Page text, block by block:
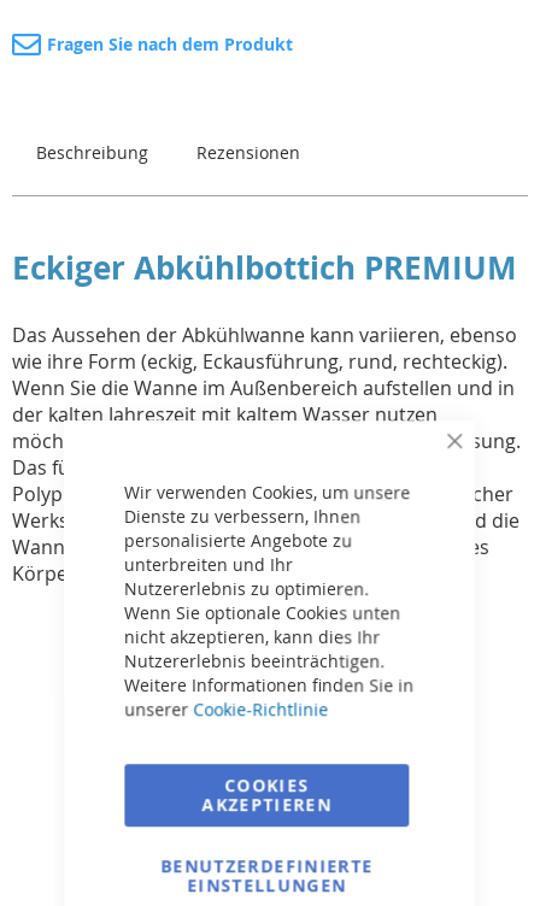
Close
Bar
Wir verwenden Cookies, um unsere
Dienste zu verbessern, Ihnen
personalisierte Angebote zu
unterbreiten und Ihr
Nutzererlebnis zu optimieren.
Wenn Sie optionale Cookies unten
nicht akzeptieren, kann dies Ihr
Nutzererlebnis beeinträchtigen.
Weitere Informationen finden Sie in
unserer Cookie-Richtlinie
COOKIES
AKZEPTIEREN
BENUTZERDEFINIERTE
EINSTELLUNGEN
Fragen Sie nach dem Produkt
Beschreibung Rezensionen
Eckiger Abkühlbottich PREMIUM
Das Aussehen der Abkühlwanne kann variieren, ebenso
wie ihre Form (eckig, Eckausführung, rund, rechteckig).
Wenn Sie die Wanne im Außenbereich aufstellen und in
der kalten Jahreszeit mit kaltem Wasser nutzen
möchten, ist unsere Kunststoffwanne die ideale Lösung.
Das für ihre Herstellung verwendete Material ist
Polypropylen – ein praktischer und umweltfreundlicher
Werkstoff, der die Kälte hervorragend speichert und die
Wanne zu einem idealen Behälter zur Abkühlung des
Körpers nach einem langen Saunagang macht.
Hellblau